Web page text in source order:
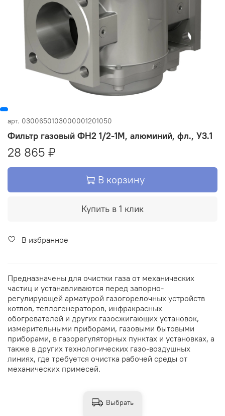
арт. 0300650103000001201050
Фильтр газовый ФН2 1/2-1М, алюминий, фл., У3.1
28 865 ₽
В корзину
Купить в 1 клик
В избранное
Предназначены для очистки газа от механических
частиц и устанавливаются перед запорно-
регулирующей арматурой газогорелочных устройств
котлов, теплогенераторов, инфракрасных
обогревателей и других газосжигающих установок,
измерительными приборами, газовыми бытовыми
приборами, в газорегуляторных пунктах и установках, а
также в других технологических газо-воздушных
линиях, где требуется очистка рабочей среды от
механических примесей.
Выбрать